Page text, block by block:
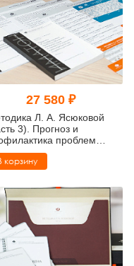
27 580 ₽
Л. А. Ясюковой
3). Прогноз и
проблем
социализация и
корзину